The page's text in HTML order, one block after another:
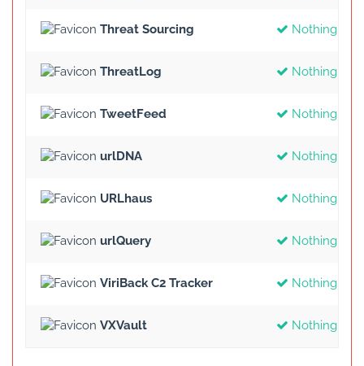
Threat Sourcing Nothing
ThreatLog Nothing
TweetFeed Nothing
urlDNA Nothing
URLhaus Nothing
urlQuery Nothing
ViriBack C2 Tracker Nothing
VXVault Nothing